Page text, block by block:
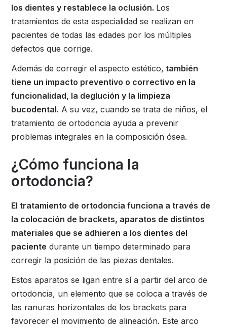
los dientes y restablece la oclusión. Los
tratamientos de esta especialidad se realizan en
pacientes de todas las edades por los múltiples
defectos que corrige.
Además de corregir el aspecto estético, también
tiene un impacto preventivo o correctivo en la
funcionalidad, la deglución y la limpieza
bucodental. A su vez, cuando se trata de niños, el
tratamiento de ortodoncia ayuda a prevenir
problemas integrales en la composición ósea.
¿Cómo funciona la
ortodoncia?
El tratamiento de ortodoncia funciona a través de
la colocación de brackets, aparatos de distintos
materiales que se adhieren a los dientes del
paciente durante un tiempo determinado para
corregir la posición de las piezas dentales.
Estos aparatos se ligan entre sí a partir del arco de
ortodoncia, un elemento que se coloca a través de
las ranuras horizontales de los brackets para
favorecer el movimiento de alineación. Este arco